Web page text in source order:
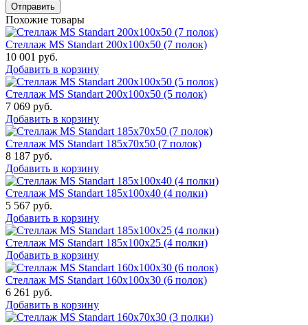
Отправить
Похожие товары
Стеллаж MS Standart 200x100x50 (7 полок)
10 001 руб.
Добавить в корзину
Стеллаж MS Standart 200x100x50 (5 полок)
7 069 руб.
Добавить в корзину
Стеллаж MS Standart 185x70x50 (7 полок)
8 187 руб.
Добавить в корзину
Стеллаж MS Standart 185x100x40 (4 полки)
5 567 руб.
Добавить в корзину
Стеллаж MS Standart 185x100x25 (4 полки)
Добавить в корзину
Стеллаж MS Standart 160x100x30 (6 полок)
6 261 руб.
Добавить в корзину